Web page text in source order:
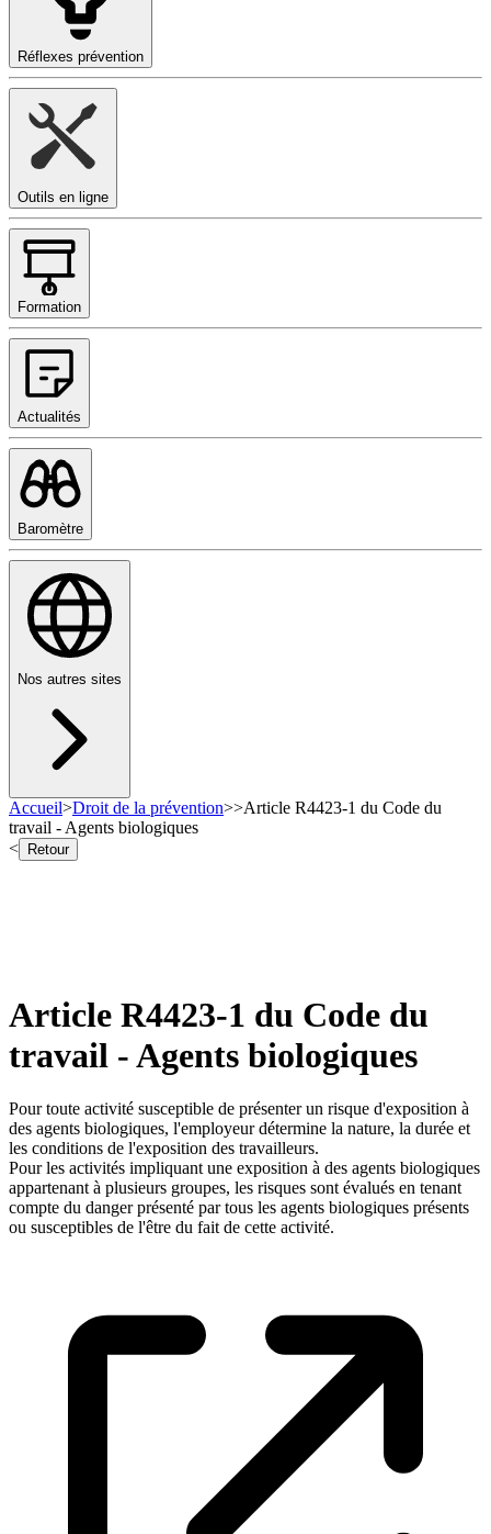
Réflexes prévention
Outils en ligne
Formation
Actualités
Baromètre
Nos autres sites
Accueil>Droit de la prévention>>Article R4423-1 du Code du
travail - Agents biologiques
<
Retour
Article R4423-1 du Code du
travail - Agents biologiques
Pour toute activité susceptible de présenter un risque d'exposition à
des agents biologiques, l'employeur détermine la nature, la durée et
les conditions de l'exposition des travailleurs.
Pour les activités impliquant une exposition à des agents biologiques
appartenant à plusieurs groupes, les risques sont évalués en tenant
compte du danger présenté par tous les agents biologiques présents
ou susceptibles de l'être du fait de cette activité.